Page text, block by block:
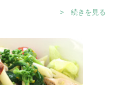
> 続きを見る